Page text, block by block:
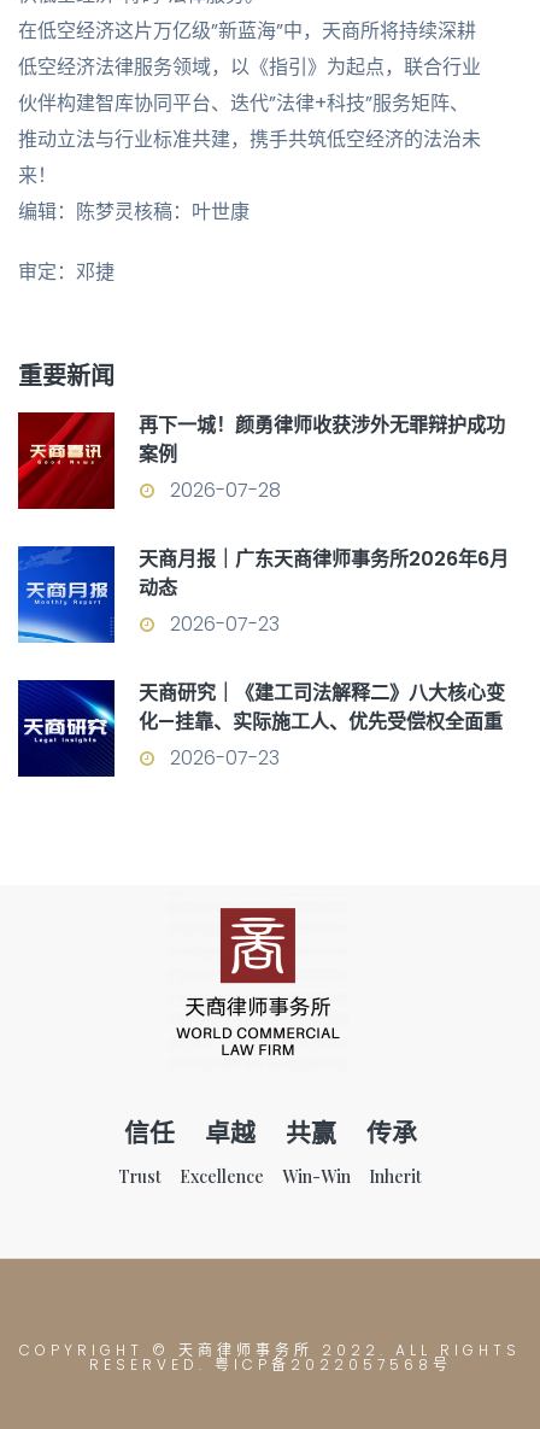
在低空经济这片万亿级”新蓝海”中，天商所将持续深耕
低空经济法律服务领域，以《指引》为起点，联合行业
伙伴构建智库协同平台、迭代”法律+科技”服务矩阵、
推动立法与行业标准共建，携手共筑低空经济的法治未
来！
编辑：陈梦灵核稿：叶世康
审定：邓捷
重要新闻
再下一城！颜勇律师收获涉外无罪辩护成功
案例
2026-07-28
天商月报｜广东天商律师事务所2026年6月
动态
2026-07-23
天商研究｜《建工司法解释二》八大核心变
化—挂靠、实际施工人、优先受偿权全面重
构
2026-07-23
信任 卓越 共赢 传承
Trust Excellence Win-Win Inherit
COPYRIGHT © 天商律师事务所 2022. ALL RIGHTS
RESERVED. 粤ICP备2022057568号